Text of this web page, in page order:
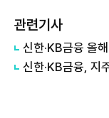
관련기사
신한·KB금융 올